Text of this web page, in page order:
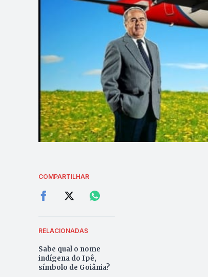
COMPARTILHAR
RELACIONADAS
Sabe qual o nome
indígena do Ipê,
símbolo de Goiânia?